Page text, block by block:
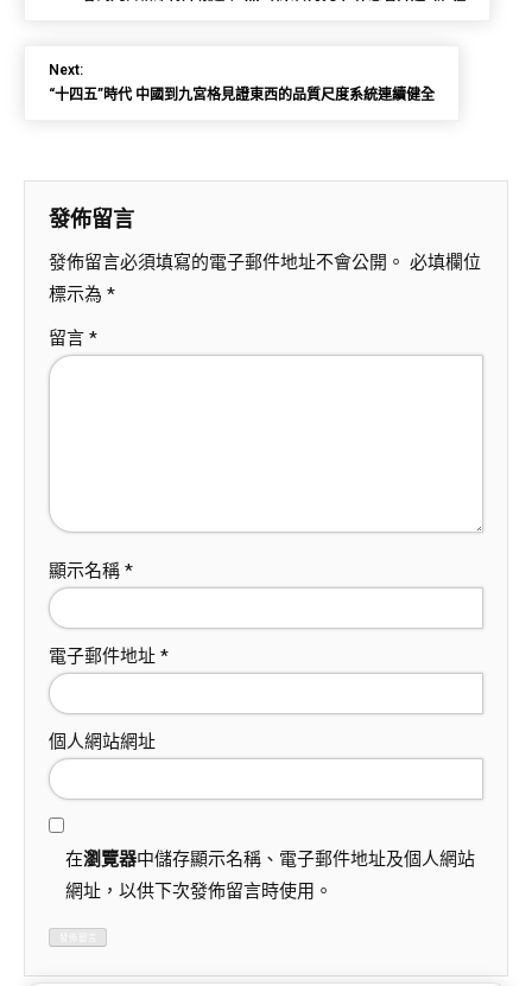
Next:
“十四五”時代 中國到九宮格見證東西的品質尺度系統連續健全
發佈留言
發佈留言必須填寫的電子郵件地址不會公開。 必填欄位
標示為 *
留言 *
顯示名稱 *
電子郵件地址 *
個人網站網址
在瀏覽器中儲存顯示名稱、電子郵件地址及個人網站
網址，以供下次發佈留言時使用。